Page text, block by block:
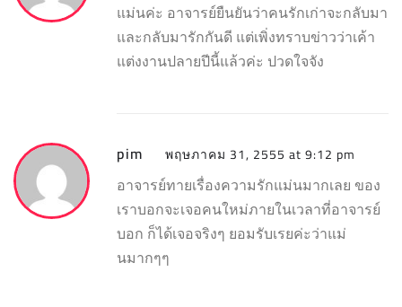
แม่นค่ะ อาจารย์ยืนยันว่าคนรักเก่าจะกลับมา
และกลับมารักกันดี แต่เพิ่งทราบข่าวว่าเค้า
แต่งงานปลายปีนี้แล้วค่ะ ปวดใจจัง
pim พฤษภาคม 31, 2555 at 9:12 pm
อาจารย์ทายเรื่องความรักแม่นมากเลย ของ
เราบอกจะเจอคนใหม่ภายในเวลาที่อาจารย์
บอก ก็ได้เจอจริงๆ ยอมรับเรยค่ะว่าแม่
นมากๆๆ